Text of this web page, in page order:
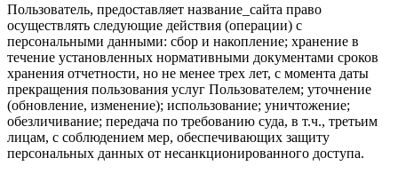
Пользователь, предоставляет название_сайта право
осуществлять следующие действия (операции) с
персональными данными: сбор и накопление; хранение в
течение установленных нормативными документами сроков
хранения отчетности, но не менее трех лет, с момента даты
прекращения пользования услуг Пользователем; уточнение
(обновление, изменение); использование; уничтожение;
обезличивание; передача по требованию суда, в т.ч., третьим
лицам, с соблюдением мер, обеспечивающих защиту
персональных данных от несанкционированного доступа.